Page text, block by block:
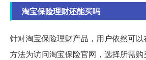
淘宝保险理财还能买吗
针对淘宝保险理财产品，用户依然可
方法为访问淘宝保险官网，选择所需